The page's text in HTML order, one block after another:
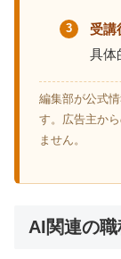
受講
具体
編集部が公式
す。広告主か
ません。
AI関連の